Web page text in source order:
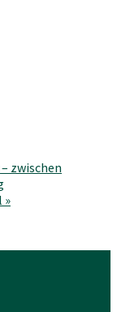
zwischen
»